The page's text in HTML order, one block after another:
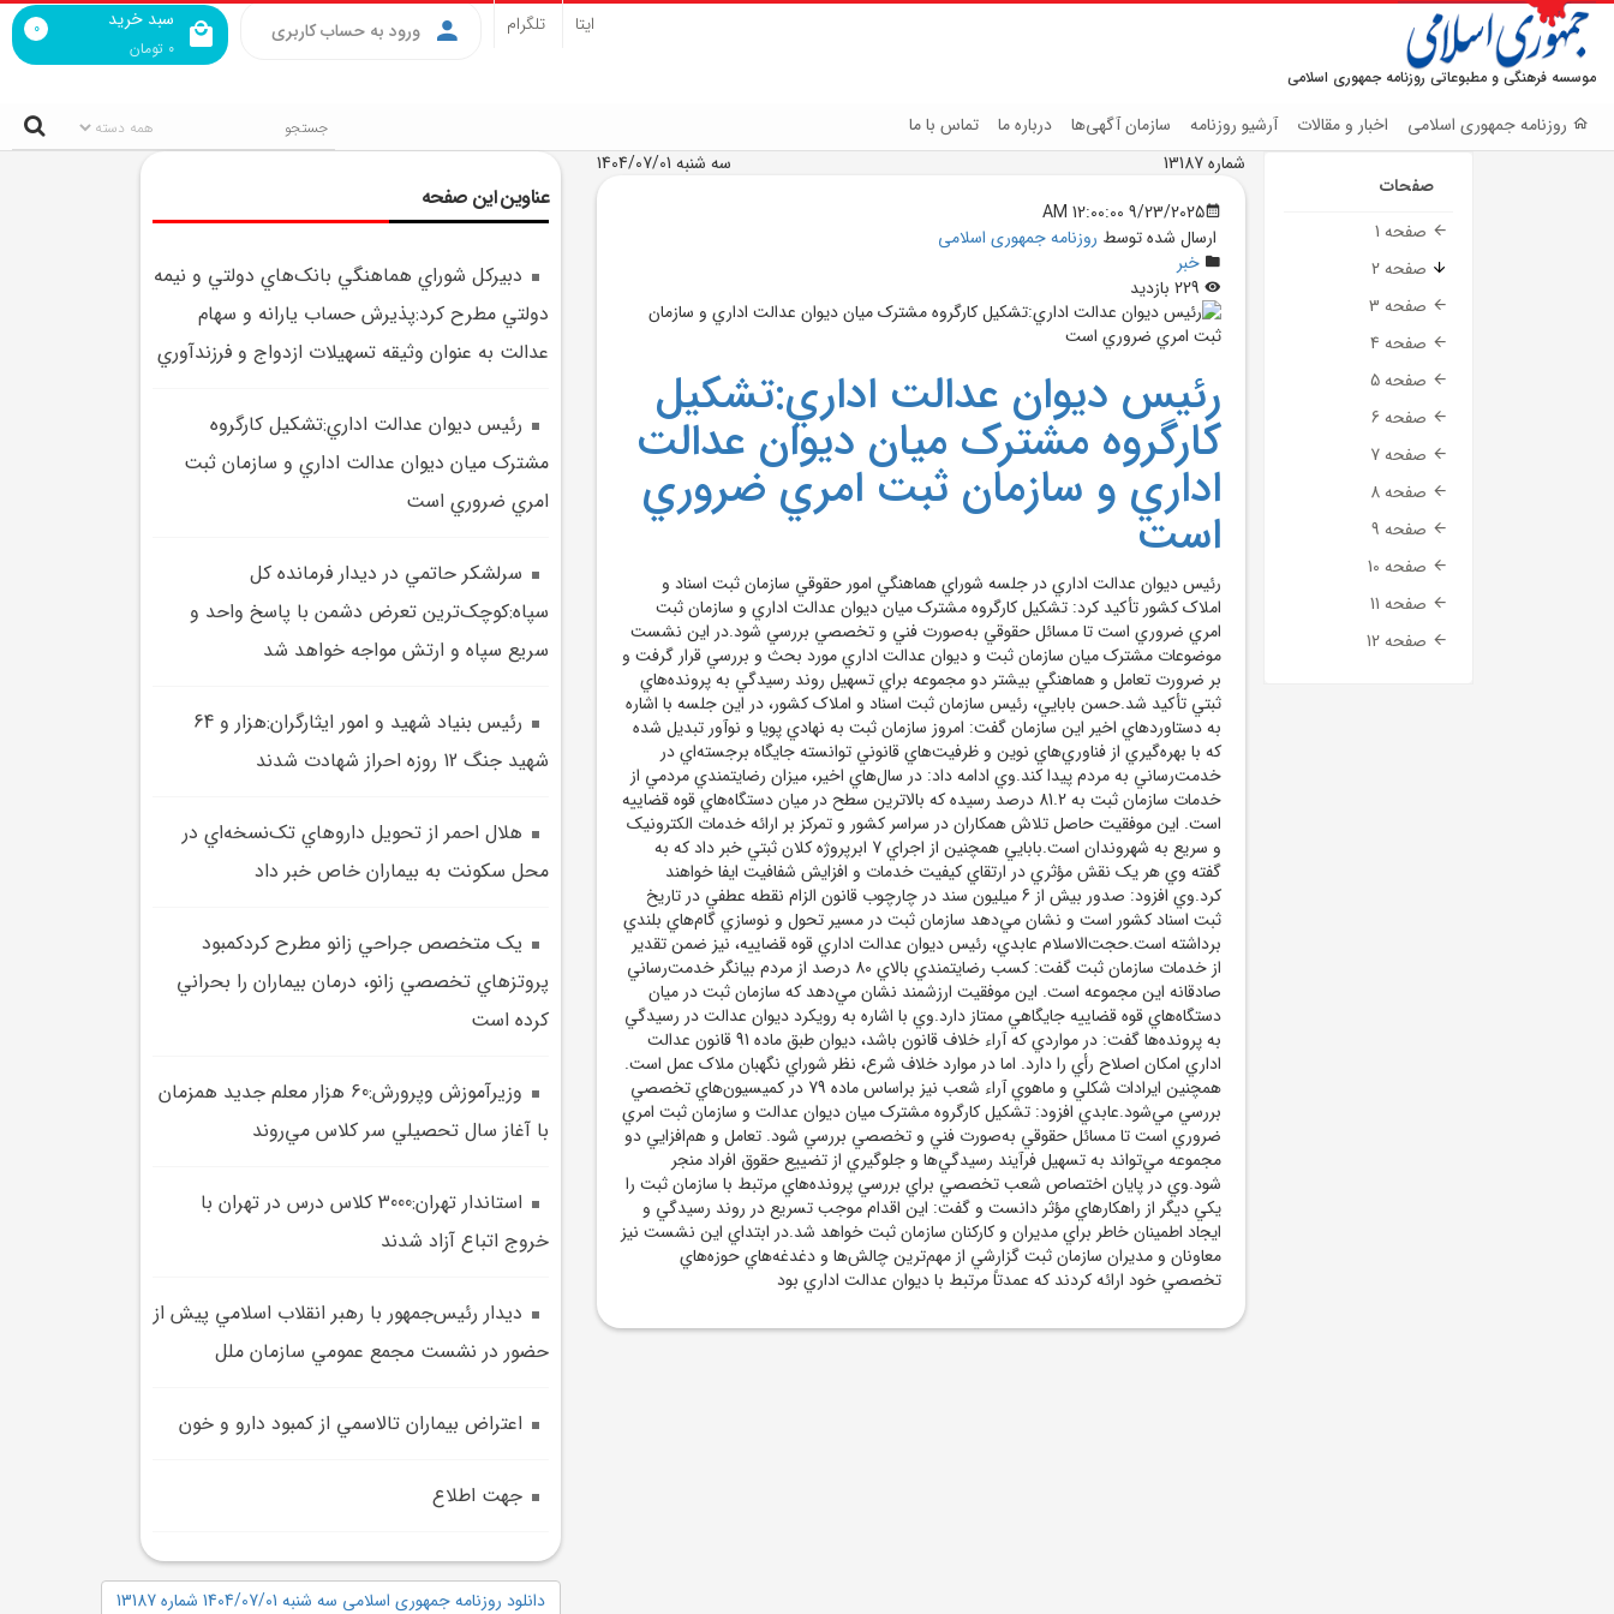
موسسه فرهنگی و مطبوعاتی روزنامه جمهوری اسلامی
سبد خرید
0 تومان
0 ورود به حساب کاربری ایتا تلگرام
روزنامه جمهوری اسلامی اخبار و مقالات آرشیو روزنامه سازمان آگهی‌ها درباره ما تماس با ما
صفحات
صفحه 1
صفحه 2
صفحه 3
صفحه 4
صفحه 5
صفحه 6
صفحه 7
صفحه 8
صفحه 9
صفحه 10
صفحه 11
صفحه 12
شماره 13187
سه شنبه 1404/07/01
9/23/2025 12:00:00 AM
ارسال شده توسط روزنامه جمهوری اسلامی
خبر
رئيس ديوان عدالت اداري:تشکيل
کارگروه مشترک ميان ديوان عدالت
اداري و سازمان ثبت امري ضروري
است
رئيس ديوان عدالت اداري در جلسه شوراي هماهنگي امور حقوقي سازمان ثبت اسناد و
املاک کشور تأکيد کرد: تشکيل کارگروه مشترک ميان ديوان عدالت اداري و سازمان ثبت
امري ضروري است تا مسائل حقوقي به‌صورت فني و تخصصي بررسي شود.در اين نشست
موضوعات مشترک ميان سازمان ثبت و ديوان عدالت اداري مورد بحث و بررسي قرار گرفت و
بر ضرورت تعامل و هماهنگي بيشتر دو مجموعه براي تسهيل روند رسيدگي به پرونده‌هاي
ثبتي تأکيد شد.حسن بابايي، رئيس سازمان ثبت اسناد و املاک کشور، در اين جلسه با اشاره
به دستاوردهاي اخير اين سازمان گفت: امروز سازمان ثبت به نهادي پويا و نوآور تبديل شده
که با بهره‌گيري از فناوري‌هاي نوين و ظرفيت‌هاي قانوني توانسته جايگاه برجسته‌اي در
خدمت‌رساني به مردم پيدا کند.وي ادامه داد: در سال‌هاي اخير، ميزان رضايتمندي مردمي از
خدمات سازمان ثبت به 81.2 درصد رسيده که بالاترين سطح در ميان دستگاه‌هاي قوه قضاييه
است. اين موفقيت حاصل تلاش همکاران در سراسر کشور و تمرکز بر ارائه خدمات الکترونيک
و سريع به شهروندان است.بابايي همچنين از اجراي 7 ابرپروژه کلان ثبتي خبر داد که به
گفته وي هر يک نقش مؤثري در ارتقاي کيفيت خدمات و افزايش شفافيت ايفا خواهند
کرد.وي افزود: صدور بيش از 6 ميليون سند در چارچوب قانون الزام نقطه عطفي در تاريخ
ثبت اسناد کشور است و نشان مي‌دهد سازمان ثبت در مسير تحول و نوسازي گام‌هاي بلندي
برداشته است.حجت‌الاسلام عابدي، رئيس ديوان عدالت اداري قوه قضاييه، نيز ضمن تقدير
از خدمات سازمان ثبت گفت: کسب رضايتمندي بالاي 80 درصد از مردم بيانگر خدمت‌رساني
صادقانه اين مجموعه است. اين موفقيت ارزشمند نشان مي‌دهد که سازمان ثبت در ميان
دستگاه‌هاي قوه قضاييه جايگاهي ممتاز دارد.وي با اشاره به رويکرد ديوان عدالت در رسيدگي
به پرونده‌ها گفت: در مواردي که آراء خلاف قانون باشد، ديوان طبق ماده 91 قانون عدالت
اداري امکان اصلاح رأي را دارد. اما در موارد خلاف شرع، نظر شوراي نگهبان ملاک عمل است.
همچنين ايرادات شکلي و ماهوي آراء شعب نيز براساس ماده 79 در کميسيون‌هاي تخصصي
بررسي مي‌شود.عابدي افزود: تشکيل کارگروه مشترک ميان ديوان عدالت و سازمان ثبت امري
ضروري است تا مسائل حقوقي به‌صورت فني و تخصصي بررسي شود. تعامل و هم‌افزايي دو
مجموعه مي‌تواند به تسهيل فرآيند رسيدگي‌ها و جلوگيري از تضييع حقوق افراد منجر
شود.وي در پايان اختصاص شعب تخصصي براي بررسي پرونده‌هاي مرتبط با سازمان ثبت را
يکي ديگر از راهکارهاي مؤثر دانست و گفت: اين اقدام موجب تسريع در روند رسيدگي و
ايجاد اطمينان خاطر براي مديران و کارکنان سازمان ثبت خواهد شد.در ابتداي اين نشست نيز
معاونان و مديران سازمان ثبت گزارشي از مهم‌ترين چالش‌ها و دغدغه‌هاي حوزه‌هاي
تخصصي خود ارائه کردند که عمدتاً مرتبط با ديوان عدالت اداري بود
عناوین این صفحه
دبيرکل شوراي هماهنگي بانک‌هاي دولتي و نيمه
دولتي مطرح کرد:پذيرش حساب يارانه و سهام
عدالت به عنوان وثيقه تسهيلات ازدواج و فرزندآوري
رئيس ديوان عدالت اداري:تشکيل کارگروه
مشترک ميان ديوان عدالت اداري و سازمان ثبت
امري ضروري است
سرلشکر حاتمي در ديدار فرمانده کل
سپاه:کوچک‌ترين تعرض دشمن با پاسخ واحد و
سريع سپاه و ارتش مواجه خواهد شد
رئيس بنياد شهيد و امور ايثارگران:هزار و 64
شهيد جنگ 12 روزه احراز شهادت شدند
هلال احمر از تحويل داروهاي تک‌نسخه‌اي در
محل سکونت به بيماران خاص خبر داد
يک متخصص جراحي زانو مطرح کردکمبود
پروتزهاي تخصصي زانو، درمان بيماران را بحراني
کرده است
وزيرآموزش وپرورش:60 هزار معلم جديد همزمان
با آغاز سال تحصيلي سر کلاس مي‌روند
استاندار تهران:3000 کلاس درس در تهران با
خروج اتباع آزاد شدند
ديدار رئيس‌جمهور با رهبر انقلاب اسلامي پيش از
حضور در نشست مجمع عمومي سازمان ملل
اعتراض بيماران تالاسمي از کمبود دارو و خون
جهت اطلاع
دانلود روزنامه جمهوری اسلامی سه شنبه 1404/07/01 شماره 13187